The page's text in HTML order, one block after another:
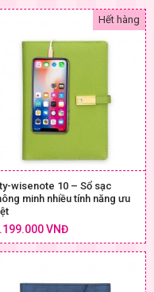
Hết hàng
wisenote 10 – Sổ sạc
minh nhiều tính năng ưu
VNĐ